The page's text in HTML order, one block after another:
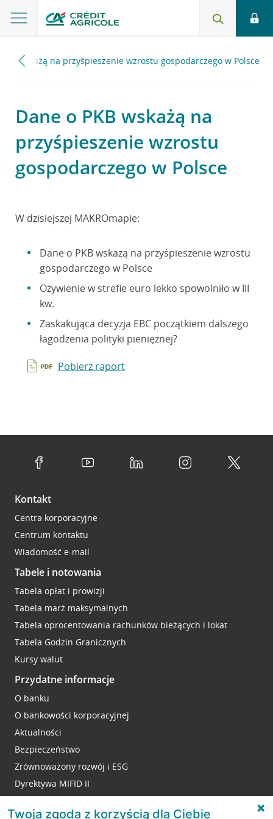
wskażą na przyśpieszenie wzrostu gospodarczego w Polsce
Dane o PKB wskażą na
przyśpieszenie wzrostu
gospodarczego w Polsce
W dzisiejszej MAKROmapie:
Dane o PKB wskażą na przyśpieszenie wzrostu
gospodarczego w Polsce
Ożywienie w strefie euro lekko spowolniło w III
kw.
Zaskakująca decyzja EBC początkiem dalszego
łagodzenia polityki pieniężnej?
Pobierz raport
Kontakt
Centra korporacyjne
Centrum kontaktu
Wiadomość e-mail
Tabele i notowania
Tabela opłat i prowizji
Tabela marż maksymalnych
Tabela oprocentowania rachunków bieżących i lokat
Tabela Godzin Granicznych
Kursy walut
Przydatne informacje
O banku
O bankowości korporacyjnej
Aktualności
Bezpieczeństwo
Zrównoważony rozwój i ESG
Dyrektywa MIFID II
Twoja zgoda z korzyścią dla Ciebie